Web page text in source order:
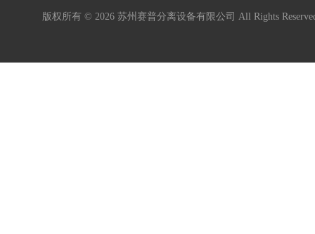
版权所有 © 2026 苏州赛普分离设备有限公司 All Rights